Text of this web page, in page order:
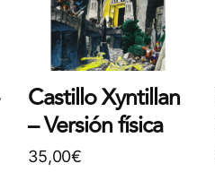
Castillo Xyntillan
– Versión física
35,00€